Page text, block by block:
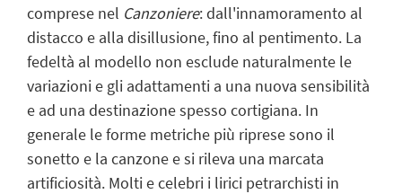
comprese nel Canzoniere: dall'innamoramento al
distacco e alla disillusione, fino al pentimento. La
fedeltà al modello non esclude naturalmente le
variazioni e gli adattamenti a una nuova sensibilità
e ad una destinazione spesso cortigiana. In
generale le forme metriche più riprese sono il
sonetto e la canzone e si rileva una marcata
artificiosità. Molti e celebri i lirici petrarchisti in